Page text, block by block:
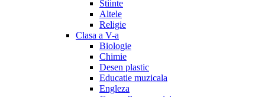
Stiinte
Altele
Religie
Clasa a V-a
Biologie
Chimie
Desen plastic
Educatie muzicala
Engleza